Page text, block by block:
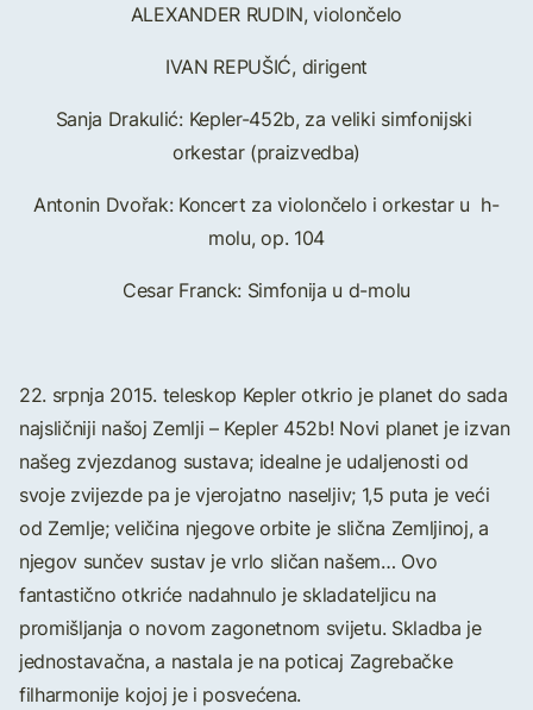
ALEXANDER RUDIN, violončelo
IVAN REPUŠIĆ, dirigent
Sanja Drakulić: Kepler-452b, za veliki simfonijski
orkestar (praizvedba)
Antonin Dvořak: Koncert za violončelo i orkestar u h-
molu, op. 104
Cesar Franck: Simfonija u d-molu
22. srpnja 2015. teleskop Kepler otkrio je planet do sada
najsličniji našoj Zemlji – Kepler 452b! Novi planet je izvan
našeg zvjezdanog sustava; idealne je udaljenosti od
svoje zvijezde pa je vjerojatno naseljiv; 1,5 puta je veći
od Zemlje; veličina njegove orbite je slična Zemljinoj, a
njegov sunčev sustav je vrlo sličan našem… Ovo
fantastično otkriće nadahnulo je skladateljicu na
promišljanja o novom zagonetnom svijetu. Skladba je
jednostavačna, a nastala je na poticaj Zagrebačke
filharmonije kojoj je i posvećena.